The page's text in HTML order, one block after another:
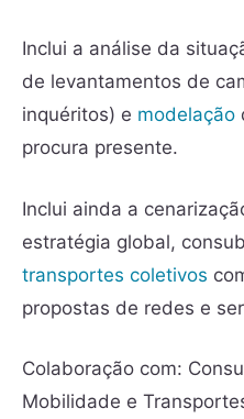
Inclui a análise da
de levantamentos de
inquéritos) e modelação
procura presente.
Inclui ainda a
estratégia global,
transportes coletivos
propostas de redes e
Colaboração com:
Mobilidade e